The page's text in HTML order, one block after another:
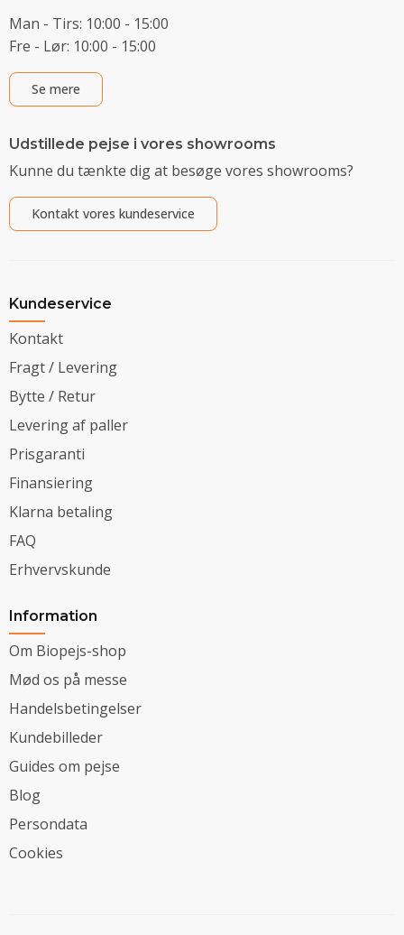
Man - Tirs: 10:00 - 15:00
Fre - Lør: 10:00 - 15:00
Se mere
Udstillede pejse i vores showrooms
Kunne du tænkte dig at besøge vores showrooms?
Kontakt vores kundeservice
Kundeservice
Kontakt
Fragt / Levering
Bytte / Retur
Levering af paller
Prisgaranti
Finansiering
Klarna betaling
FAQ
Erhvervskunde
Information
Om Biopejs-shop
Mød os på messe
Handelsbetingelser
Kundebilleder
Guides om pejse
Blog
Persondata
Cookies